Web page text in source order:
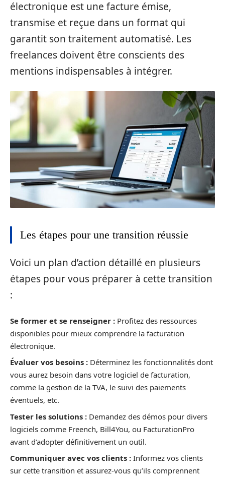
électronique est une facture émise,
transmise et reçue dans un format qui
garantit son traitement automatisé. Les
freelances doivent être conscients des
mentions indispensables à intégrer.
Les étapes pour une transition réussie
Voici un plan d’action détaillé en plusieurs
étapes pour vous préparer à cette transition
:
Se former et se renseigner : Profitez des ressources
disponibles pour mieux comprendre la facturation
électronique.
Évaluer vos besoins : Déterminez les fonctionnalités dont
vous aurez besoin dans votre logiciel de facturation,
comme la gestion de la TVA, le suivi des paiements
éventuels, etc.
Tester les solutions : Demandez des démos pour divers
logiciels comme Freench, Bill4You, ou FacturationPro
avant d’adopter définitivement un outil.
Communiquer avec vos clients : Informez vos clients
sur cette transition et assurez-vous qu’ils comprennent